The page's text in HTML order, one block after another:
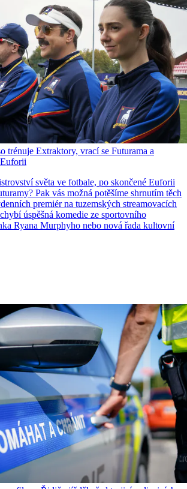
trénuje Extraktory, vrací se Futurama a
světa ve fotbale, po skončené Euforii
Pak vás možná potěšíme shrnutím těch
premiér na tuzemských streamovacích
úspěšná komedie ze sportovního
Ryana Murphyho nebo nová řada kultovní